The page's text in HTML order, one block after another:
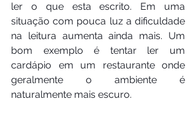
ler o que esta escrito. Em uma
situação com pouca luz a dificuldade
na leitura aumenta ainda mais. Um
bom exemplo é tentar ler um
cardápio em um restaurante onde
geralmente o ambiente é
naturalmente mais escuro.